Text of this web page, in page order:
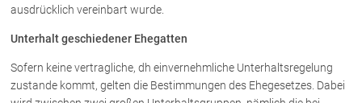
ausdrücklich vereinbart wurde.
Unterhalt geschiedener Ehegatten
Sofern keine vertragliche, dh einvernehmliche Unterhaltsregelung
zustande kommt, gelten die Bestimmungen des Ehegesetzes. Dabei